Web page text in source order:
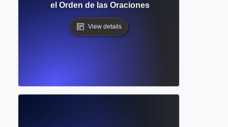
sobre el Orden de las Oraciones y la Disposición de
View details